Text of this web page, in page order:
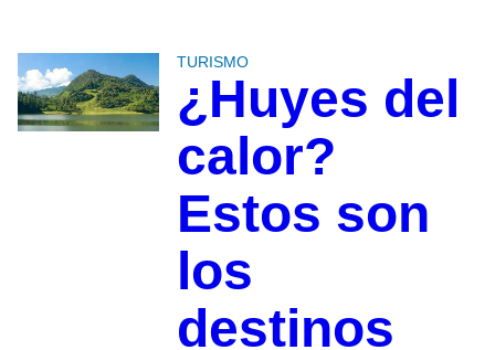
TURISMO
¿Huyes del
calor?
Estos son
los
destinos